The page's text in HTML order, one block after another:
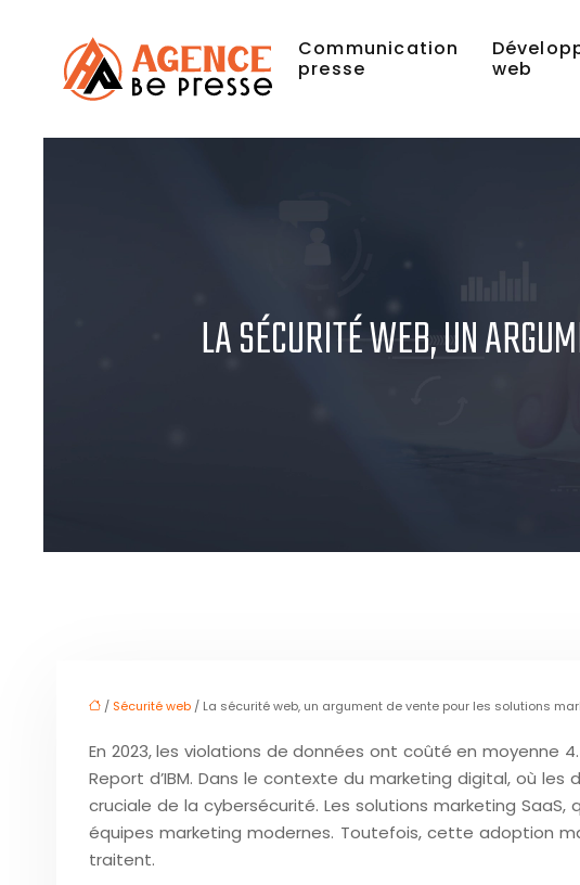
Communication
presse
web
LA SÉCURITÉ WEB, UN
/ Sécurité web / La sécurité web, un argument de vente pour les solutions
En 2023, les violations de données ont coûté en moyenne
Report d’IBM. Dans le contexte du marketing digital, où
cruciale de la cybersécurité. Les solutions marketing
équipes marketing modernes. Toutefois, cette adoption
traitent.